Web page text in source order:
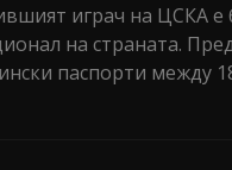
играч на ЦСКА
на страната.
паспорти между